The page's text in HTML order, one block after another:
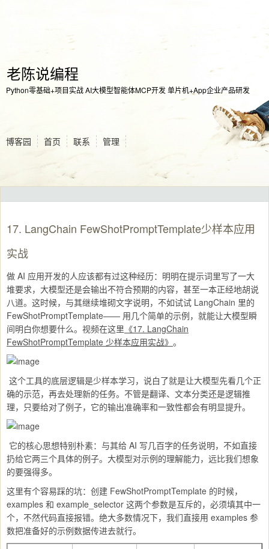
老陈说编程
Python零基础+项目实战 AI大模型智能体MCP开发 单片机+App企业产品研发
博客园 首页 联系 管理
17. LangChain FewShotPromptTemplate少样本应用
实战
做 AI 应用开发的人应该都有过这种经历：明明在提示词里写了一大
堆要求，大模型还是会输出不符合预期的内容，甚至一本正经地胡说
八道。这时候，与其继续堆砌文字说明，不如试试 LangChain 里的
FewShotPromptTemplate—— 用几个简单的示例，就能让大模型瞬
间明白你想要什么。视频在这里 《17. LangChain
FewShotPromptTemplate 少样本应用实战》 。
这个工具的底层逻辑是少样本学习，说白了就是让大模型先看几个正
确的示范，再去处理新的任务。不管是翻译、文本分类还是逻辑推
理，只要给对了例子，它的输出准确率和一致性都会有明显提升。
它的核心思想特别朴素：与其给 AI 写几百字的任务说明，不如直接
扔给它两三个具体的例子。大模型对示例的理解能力，远比我们想象
的要强得多。
这里有个容易踩的坑：创建 FewShotPromptTemplate 的时候，
examples 和 example_selector 这两个参数是互斥的，必须填其中一
个，不然代码直接报错。绝大多数情况下，我们直接用 examples 参
数把准备好的示例数据传进去就行。